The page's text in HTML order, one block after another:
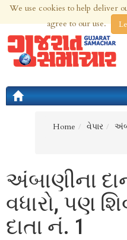
6th Aug 2026 | Updated at 09:31am 6th
Home
વેપાર
અંબાણીના
વધારો, પણ
દાતા નં. 1
We use cookies to help deliver
agree to our use.